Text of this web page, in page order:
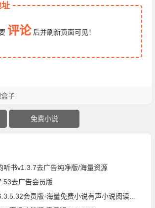
评论 后并刷新页面可见！
子
免费小说
听书v1.3.7去广告纯净版/海量资源
去广告会员版
会员版-海量免费小说有声小说阅读听书